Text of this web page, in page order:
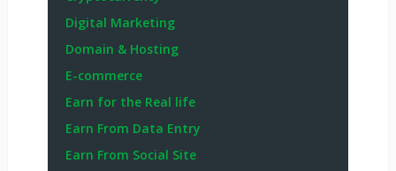
Digital Marketing
Domain & Hosting
E-commerce
Earn for the Real life
Earn From Data Entry
Earn From Social Site